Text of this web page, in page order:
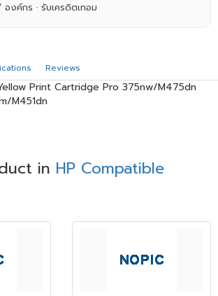
งค์กร · รับเครดิตเทอม
Reviews
Print Cartridge Pro 375nw/M475dn
M451dn
in HP Compatible